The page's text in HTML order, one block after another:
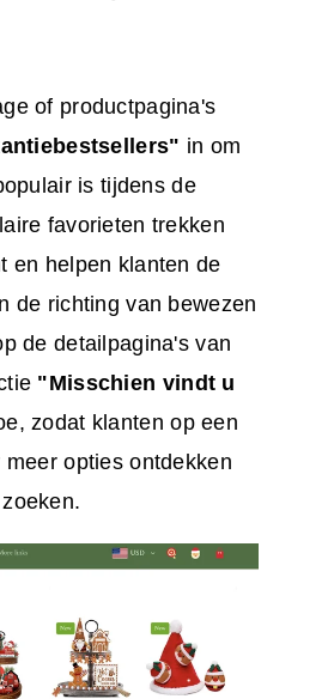
of productpagina's
in om
is tijdens de
favorieten trekken
en helpen klanten de
de richting van bewezen
de detailpagina's van
"Misschien vindt u
zodat klanten op een
opties ontdekken